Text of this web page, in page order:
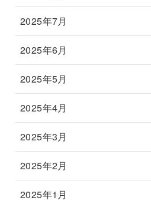
2025年7月
2025年6月
2025年5月
2025年4月
2025年3月
2025年2月
2025年1月